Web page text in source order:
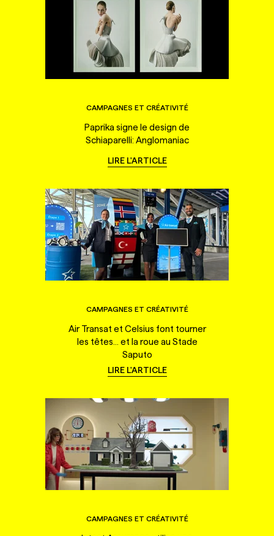
CAMPAGNES ET CRÉATIVITÉ
Paprika signe le design de
Schiaparelli: Anglomaniac
LIRE L'ARTICLE
CAMPAGNES ET CRÉATIVITÉ
Air Transat et Celsius font tourner
les têtes... et la roue au Stade
Saputo
LIRE L'ARTICLE
CAMPAGNES ET CRÉATIVITÉ